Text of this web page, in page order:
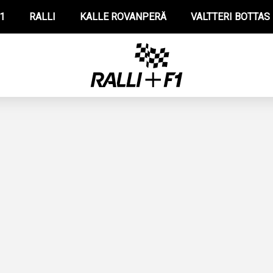
RALLI KALLE ROVANPERÄ VALTTERI BOTTAS